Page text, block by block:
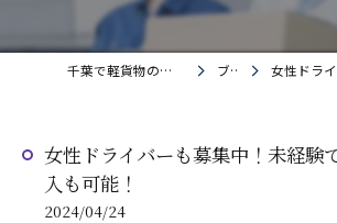
千葉で軽貨物の求人なら合同会社Link ブログ 女性ドライバーも募
女性ドライバーも募集中！未経験
入も可能！
2024/04/24